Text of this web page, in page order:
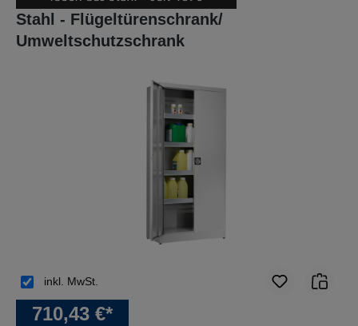
Stahl - Flügeltürenschrank/
Umweltschutzschrank
710,43 €*
inkl. MwSt.